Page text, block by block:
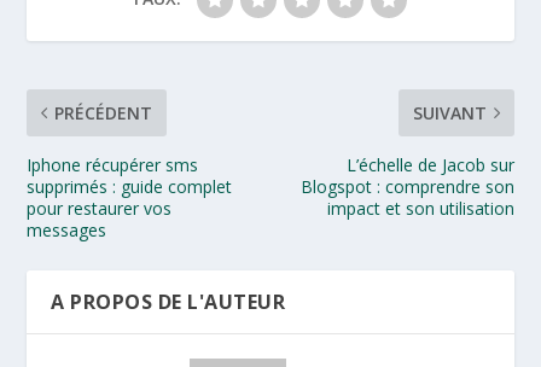
PRÉCÉDENT
Iphone récupérer sms
supprimés : guide complet
pour restaurer vos
messages
SUIVANT
L’échelle de Jacob sur
Blogspot : comprendre son
impact et son utilisation
A PROPOS DE L'AUTEUR